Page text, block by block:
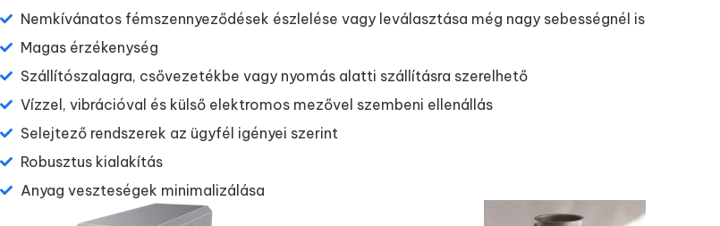
Nemkívánatos fémszennyeződések észlelése vagy leválasztása még nagy sebességnél is
Magas érzékenység
Szállítószalagra, csővezetékbe vagy nyomás alatti szállításra szerelhető
Vízzel, vibrációval és külső elektromos mezővel szembeni ellenállás
Selejtező rendszerek az ügyfél igényei szerint
Robusztus kialakítás
Anyag veszteségek minimalizálása